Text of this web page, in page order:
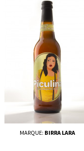
MARQUE: BIRRA LARA